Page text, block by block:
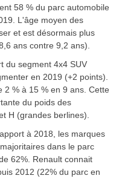
58 % du parc automobile
L'âge moyen des
et est désormais plus
ans contre 9,2 ans).
du segment 4x4 SUV
en 2019 (+2 points).
2 % à 15 % en 9 ans. Cette
du poids des
H (grandes berlines).
à 2018, les marques
dans le parc
62%. Renault connait
2012 (22% du parc en